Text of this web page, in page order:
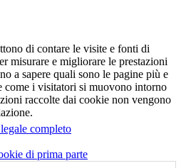
di contare le visite e fonti di
misurare e migliorare le prestazioni
a sapere quali sono le pagine più e
come i visitatori si muovono intorno
raccolte dai cookie non vengono
completo
di prima parte